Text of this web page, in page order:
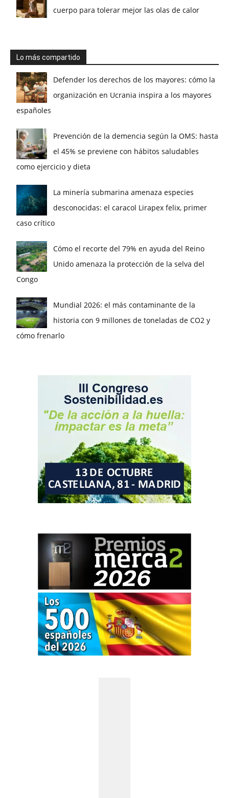
cuerpo para tolerar mejor las olas de calor
Lo más compartido
Defender los derechos de los mayores: cómo la
organización en Ucrania inspira a los mayores
españoles
Prevención de la demencia según la OMS: hasta
el 45% se previene con hábitos saludables
como ejercicio y dieta
La minería submarina amenaza especies
desconocidas: el caracol Lirapex felix, primer
caso crítico
Cómo el recorte del 79% en ayuda del Reino
Unido amenaza la protección de la selva del
Congo
Mundial 2026: el más contaminante de la
historia con 9 millones de toneladas de CO2 y
cómo frenarlo